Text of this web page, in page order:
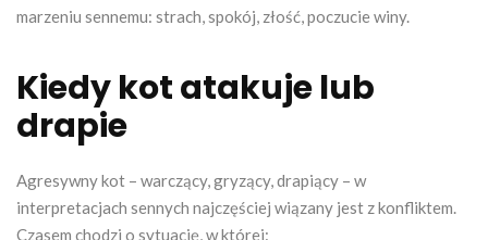
marzeniu sennemu: strach, spokój, złość, poczucie winy.
Kiedy kot atakuje lub
drapie
Agresywny kot – warczący, gryzący, drapiący – w
interpretacjach sennych najczęściej wiązany jest z konfliktem.
Czasem chodzi o sytuację, w której: